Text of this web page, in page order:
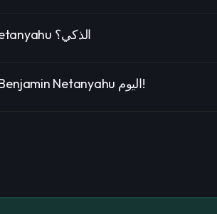
لماذا تختار صوت Benjamin Netanyahu الذكي؟
أنشئ رسائل صوتية مخصصة Benjamin Netanyahu اليوم!